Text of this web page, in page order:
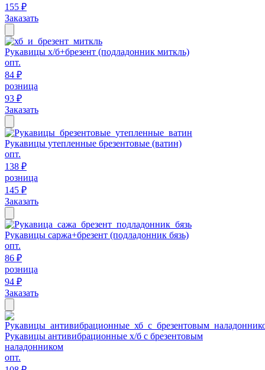
155 ₽
Заказать
Рукавицы х/б+брезент (подладонник миткль)
опт.
84 ₽
розница
93 ₽
Заказать
Рукавицы утепленные брезентовые (ватин)
опт.
138 ₽
розница
145 ₽
Заказать
Рукавицы саржа+брезент (подладонник бязь)
опт.
86 ₽
розница
94 ₽
Заказать
Рукавицы антивибрационные х/б с брезентовым
наладонником
опт.